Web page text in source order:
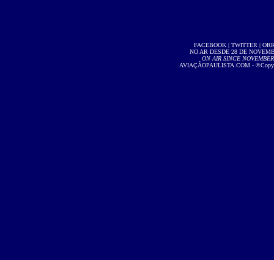
FACEBOOK| TWITTER |
NO AR DESDE 28 DE
ON AIR SINCE
AVIAÇÃOPAULISTA.COM -